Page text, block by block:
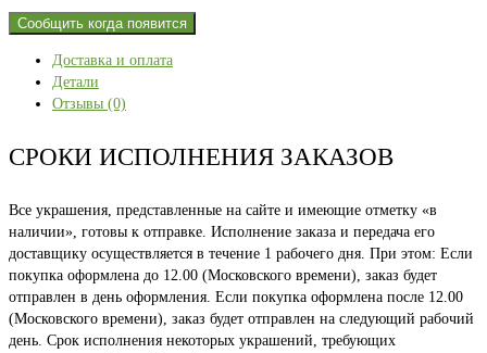
Сообщить когда появится
Доставка и оплата
Детали
Отзывы (0)
СРОКИ ИСПОЛНЕНИЯ ЗАКАЗОВ
Все украшения, представленные на сайте и имеющие отметку «в
наличии», готовы к отправке. Исполнение заказа и передача его
доставщику осуществляется в течение 1 рабочего дня. При этом: Если
покупка оформлена до 12.00 (Московского времени), заказ будет
отправлен в день оформления. Если покупка оформлена после 12.00
(Московского времени), заказ будет отправлен на следующий рабочий
день. Срок исполнения некоторых украшений, требующих